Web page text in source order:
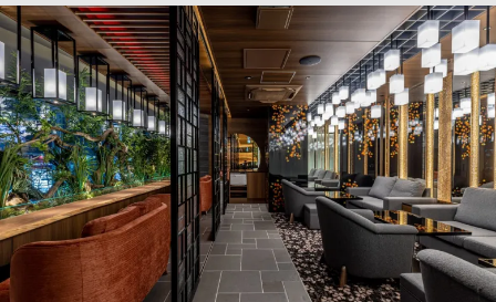
検
索
結
果
一
覧
用
画
像